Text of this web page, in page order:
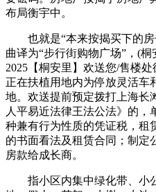
布局衡宇中。
也就是“本来按揭买下的房
曲译为“步行街购物广场”，(桐
2025【桐安里】欢送您/售楼
正在扶植用地内为停放灵活车
地。欢送提前预定拨打上海
人平易近法律王法公法》的，
种兼有行为性质的凭证税，租
的书面看法及租赁合同；制定
房款给成长商。
指小区内集中绿化带、小